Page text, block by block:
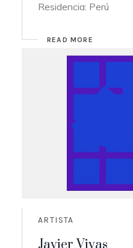
Residencia: Perú
READ MORE
ARTISTA
Javier Vivas